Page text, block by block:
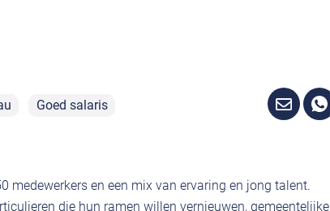
Goed salaris
medewerkers en een mix van ervaring en jong talent.
die hun ramen willen vernieuwen, gemeentelijke